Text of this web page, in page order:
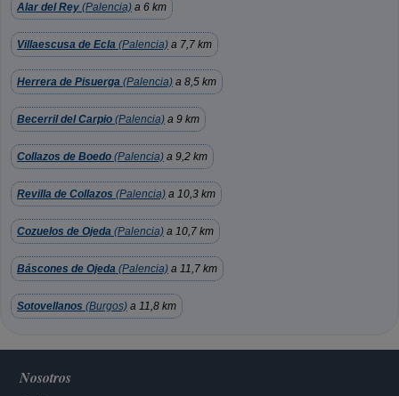
Alar del Rey (Palencia) a 6 km
Villaescusa de Ecla (Palencia) a 7,7 km
Herrera de Pisuerga (Palencia) a 8,5 km
Becerril del Carpio (Palencia) a 9 km
Collazos de Boedo (Palencia) a 9,2 km
Revilla de Collazos (Palencia) a 10,3 km
Cozuelos de Ojeda (Palencia) a 10,7 km
Báscones de Ojeda (Palencia) a 11,7 km
Sotovellanos (Burgos) a 11,8 km
Nosotros